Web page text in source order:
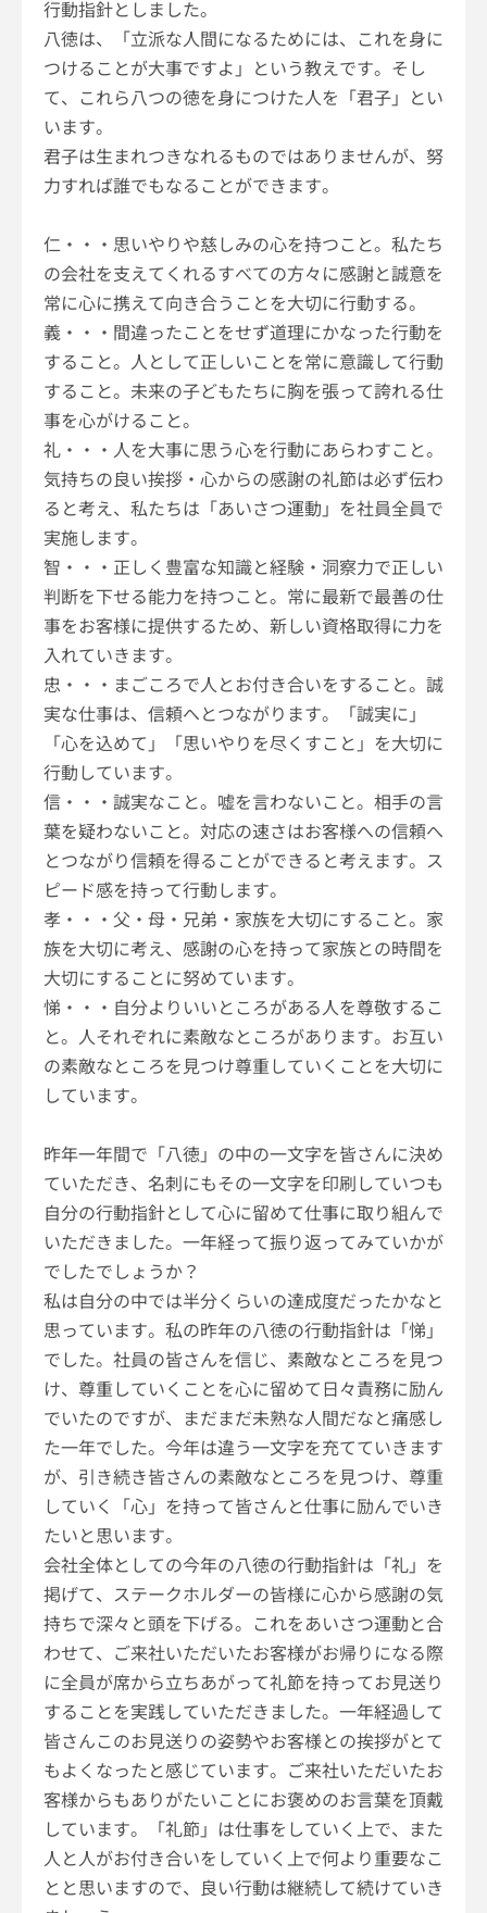
行動指針としました。
八徳は、「立派な人間になるためには、これを身に
つけることが大事ですよ」という教えです。そし
て、これら八つの徳を身につけた人を「君子」とい
います。
君子は生まれつきなれるものではありませんが、努
力すれば誰でもなることができます。
仁・・・思いやりや慈しみの心を持つこと。私たち
の会社を支えてくれるすべての方々に感謝と誠意を
常に心に携えて向き合うことを大切に行動する。
義・・・間違ったことをせず道理にかなった行動を
すること。人として正しいことを常に意識して行動
すること。未来の子どもたちに胸を張って誇れる仕
事を心がけること。
礼・・・人を大事に思う心を行動にあらわすこと。
気持ちの良い挨拶・心からの感謝の礼節は必ず伝わ
ると考え、私たちは「あいさつ運動」を社員全員で
実施します。
智・・・正しく豊富な知識と経験・洞察力で正しい
判断を下せる能力を持つこと。常に最新で最善の仕
事をお客様に提供するため、新しい資格取得に力を
入れていきます。
忠・・・まごころで人とお付き合いをすること。誠
実な仕事は、信頼へとつながります。「誠実に」
「心を込めて」「思いやりを尽くすこと」を大切に
行動しています。
信・・・誠実なこと。嘘を言わないこと。相手の言
葉を疑わないこと。対応の速さはお客様への信頼へ
とつながり信頼を得ることができると考えます。ス
ピード感を持って行動します。
孝・・・父・母・兄弟・家族を大切にすること。家
族を大切に考え、感謝の心を持って家族との時間を
大切にすることに努めています。
悌・・・自分よりいいところがある人を尊敬するこ
と。人それぞれに素敵なところがあります。お互い
の素敵なところを見つけ尊重していくことを大切に
しています。
昨年一年間で「八徳」の中の一文字を皆さんに決め
ていただき、名刺にもその一文字を印刷していつも
自分の行動指針として心に留めて仕事に取り組んで
いただきました。一年経って振り返ってみていかが
でしたでしょうか？
私は自分の中では半分くらいの達成度だったかなと
思っています。私の昨年の八徳の行動指針は「悌」
でした。社員の皆さんを信じ、素敵なところを見つ
け、尊重していくことを心に留めて日々責務に励ん
でいたのですが、まだまだ未熟な人間だなと痛感し
た一年でした。今年は違う一文字を充てていきます
が、引き続き皆さんの素敵なところを見つけ、尊重
していく「心」を持って皆さんと仕事に励んでいき
たいと思います。
会社全体としての今年の八徳の行動指針は「礼」を
掲げて、ステークホルダーの皆様に心から感謝の気
持ちで深々と頭を下げる。これをあいさつ運動と合
わせて、ご来社いただいたお客様がお帰りになる際
に全員が席から立ちあがって礼節を持ってお見送り
することを実践していただきました。一年経過して
皆さんこのお見送りの姿勢やお客様との挨拶がとて
もよくなったと感じています。ご来社いただいたお
客様からもありがたいことにお褒めのお言葉を頂戴
しています。「礼節」は仕事をしていく上で、また
人と人がお付き合いをしていく上で何より重要なこ
とと思いますので、良い行動は継続して続けていき